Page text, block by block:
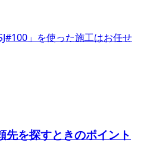
」を使った施工はお任せ
先を探すときのポイント